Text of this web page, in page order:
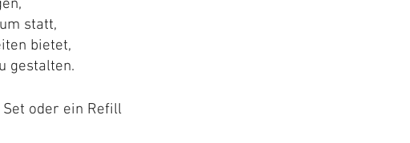
statt,
bietet,
gestalten.
oder ein Refill